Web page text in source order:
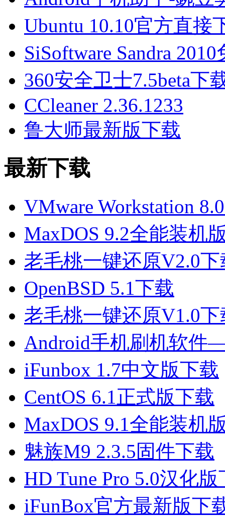
Ubuntu 10.10官方直接
SiSoftware Sandra
360安全卫士7.5beta下
CCleaner 2.36.1233
鲁大师最新版下载
最新下载
VMware Workstation
MaxDOS 9.2全能装机
老毛桃一键还原V2.0下
OpenBSD 5.1下载
老毛桃一键还原V1.0下
Android手机刷机软
iFunbox 1.7中文版下载
CentOS 6.1正式版下载
MaxDOS 9.1全能装机
魅族M9 2.3.5固件下载
HD Tune Pro 5.0汉化
iFunBox官方最新版下